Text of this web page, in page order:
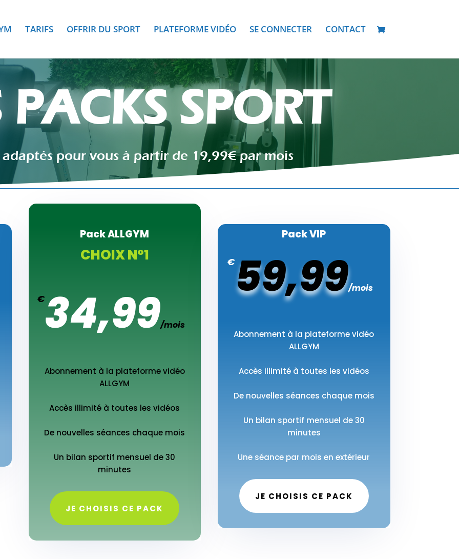
TARIFS OFFRIR DU SPORT PLATEFORME VIDÉO SE CONNECTER CONTACT
SPORT
adaptés pour vous à partir de 19,99€ par mois
Pack ALLGYM
CHOIX N°1
€34,99/mois
Abonnement à la plateforme vidéo
ALLGYM
Accès illimité à toutes les vidéos
De nouvelles séances chaque mois
Un bilan sportif mensuel de 30
minutes
JE CHOISIS CE PACK
Pack VIP
€59,99/mois
Abonnement à la plateforme vidéo
ALLGYM
Accès illimité à toutes les vidéos
De nouvelles séances chaque mois
Un bilan sportif mensuel de 30
minutes
Une séance par mois en extérieur
JE CHOISIS CE PACK